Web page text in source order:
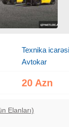
Texnika icarəsi
Avtokar
20 Azn
Elanları)